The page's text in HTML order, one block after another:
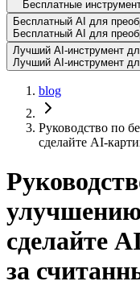
Бесплатные
Бесплатный AI для
Бесплатный AI для
Лучший AI-инструмент
Лучший AI-инструмент
blog
Руководство по
сделайте
сделайте
за